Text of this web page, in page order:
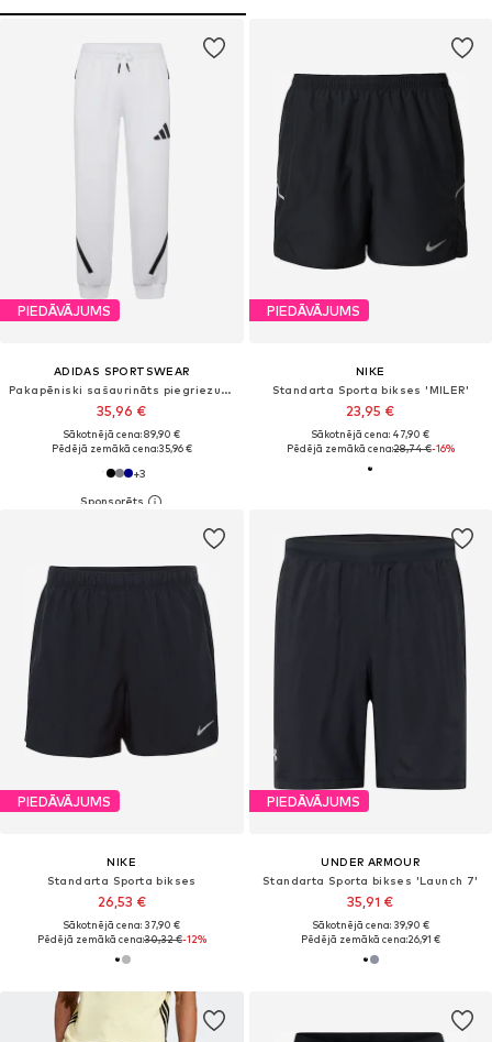
PIEDĀVĀJUMS
ADIDAS SPORTSWEAR
Pakapēniski sašaurināts piegriezums Sporta bikses 'Z.N.E.'
35,96 €
Sākotnējā cena: 89,90 €
Pēdējā zemākā cena:35,96 €
+3
PIEDĀVĀJUMS
NIKE
Standarta Sporta bikses 'MILER'
23,95 €
Sākotnējā cena: 47,90 €
Pēdējā zemākā cena:28,74 €-16%
PIEDĀVĀJUMS
NIKE
Standarta Sporta bikses
26,53 €
Sākotnējā cena: 37,90 €
Pēdējā zemākā cena:30,32 €-12%
PIEDĀVĀJUMS
UNDER ARMOUR
Standarta Sporta bikses 'Launch 7'
35,91 €
Sākotnējā cena: 39,90 €
Pēdējā zemākā cena:26,91 €